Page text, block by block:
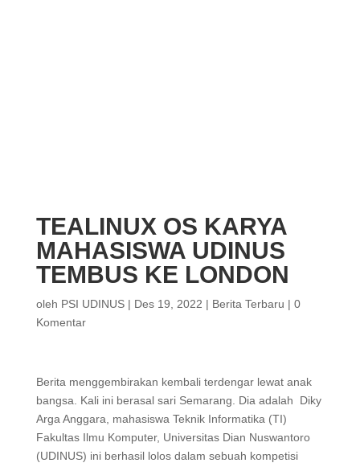
TEALINUX OS KARYA
MAHASISWA UDINUS
TEMBUS KE LONDON
oleh PSI UDINUS| Des 19, 2022 | Berita Terbaru | 0
Komentar
Berita menggembirakan kembali terdengar lewat anak
bangsa. Kali ini berasal sari Semarang. Dia adalah Diky
Arga Anggara, mahasiswa Teknik Informatika (TI)
Fakultas Ilmu Komputer, Universitas Dian Nuswantoro
(UDINUS) ini berhasil lolos dalam sebuah kompetisi